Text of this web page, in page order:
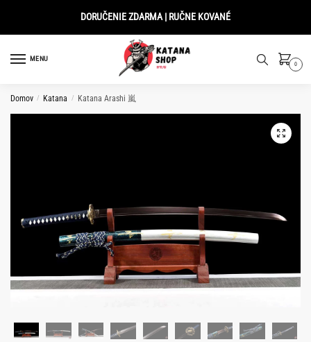
DORUČENIE ZDARMA | RUČNE KOVANÉ
MENU
0
Domov / Katana / Katana Arashi 嵐